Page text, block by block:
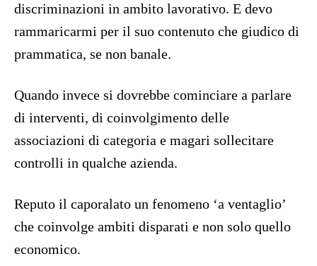
discriminazioni in ambito lavorativo. E devo
rammaricarmi per il suo contenuto che giudico di
prammatica, se non banale.
Quando invece si dovrebbe cominciare a parlare
di interventi, di coinvolgimento delle
associazioni di categoria e magari sollecitare
controlli in qualche azienda.
Reputo il caporalato un fenomeno ‘a ventaglio’
che coinvolge ambiti disparati e non solo quello
economico.